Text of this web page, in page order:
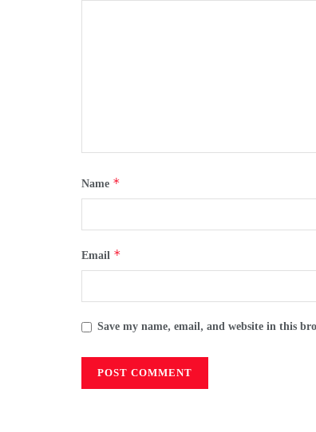
Name *
Email *
Save my name, email, and website in this